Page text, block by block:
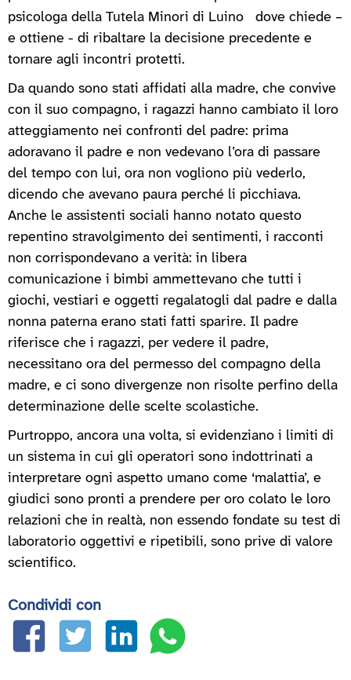
psicologa della Tutela Minori di Luino dove chiede –
e ottiene - di ribaltare la decisione precedente e
tornare agli incontri protetti.
Da quando sono stati affidati alla madre, che convive
con il suo compagno, i ragazzi hanno cambiato il loro
atteggiamento nei confronti del padre: prima
adoravano il padre e non vedevano l’ora di passare
del tempo con lui, ora non vogliono più vederlo,
dicendo che avevano paura perché li picchiava.
Anche le assistenti sociali hanno notato questo
repentino stravolgimento dei sentimenti, i racconti
non corrispondevano a verità: in libera
comunicazione i bimbi ammettevano che tutti i
giochi, vestiari e oggetti regalatogli dal padre e dalla
nonna paterna erano stati fatti sparire. Il padre
riferisce che i ragazzi, per vedere il padre,
necessitano ora del permesso del compagno della
madre, e ci sono divergenze non risolte perfino della
determinazione delle scelte scolastiche.
Purtroppo, ancora una volta, si evidenziano i limiti di
un sistema in cui gli operatori sono indottrinati a
interpretare ogni aspetto umano come ‘malattia’, e
giudici sono pronti a prendere per oro colato le loro
relazioni che in realtà, non essendo fondate su test di
laboratorio oggettivi e ripetibili, sono prive di valore
scientifico.
Condividi con